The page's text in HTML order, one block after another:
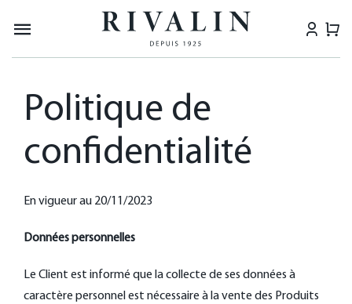
Navigation
bascule
LES SABOTS
COLLABORATIONS
DERNIÈRE CHANCE
NEWS
Politique de
confidentialité
En vigueur au 20/11/2023
Données personnelles
Le Client est informé que la collecte de ses données à
caractère personnel est nécessaire à la vente des Produits